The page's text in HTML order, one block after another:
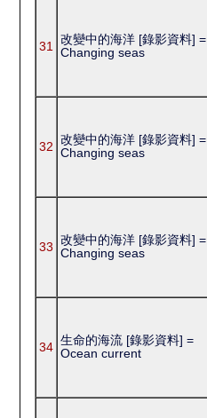
31
改變中的海洋 [錄影資料] =
Changing seas
32 改變中的海洋 [錄影資料] =
Changing seas
33 改變中的海洋 [錄影資料] =
Changing seas
34 生命的海流 [錄影資料] =
Ocean current